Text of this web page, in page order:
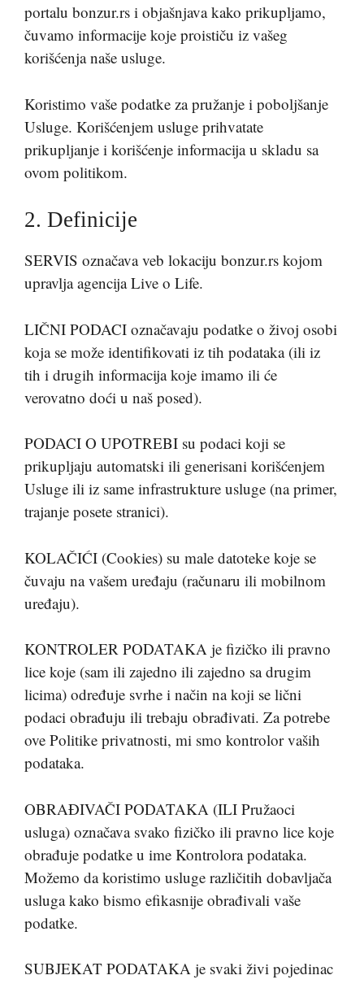
portalu bonzur.rs i objašnjava kako prikupljamo,
čuvamo informacije koje proističu iz vašeg
korišćenja naše usluge.
Koristimo vaše podatke za pružanje i poboljšanje
Usluge. Korišćenjem usluge prihvatate
prikupljanje i korišćenje informacija u skladu sa
ovom politikom.
2. Definicije
SERVIS označava veb lokaciju bonzur.rs kojom
upravlja agencija Live o Life.
LIČNI PODACI označavaju podatke o živoj osobi
koja se može identifikovati iz tih podataka (ili iz
tih i drugih informacija koje imamo ili će
verovatno doći u naš posed).
PODACI O UPOTREBI su podaci koji se
prikupljaju automatski ili generisani korišćenjem
Usluge ili iz same infrastrukture usluge (na primer,
trajanje posete stranici).
KOLAČIĆI (Cookies) su male datoteke koje se
čuvaju na vašem uređaju (računaru ili mobilnom
uređaju).
KONTROLER PODATAKA je fizičko ili pravno
lice koje (sam ili zajedno ili zajedno sa drugim
licima) određuje svrhe i način na koji se lični
podaci obrađuju ili trebaju obrađivati. Za potrebe
ove Politike privatnosti, mi smo kontrolor vaših
podataka.
OBRAĐIVAČI PODATAKA (ILI Pružaoci
usluga) označava svako fizičko ili pravno lice koje
obrađuje podatke u ime Kontrolora podataka.
Možemo da koristimo usluge različitih dobavljača
usluga kako bismo efikasnije obrađivali vaše
podatke.
SUBJEKAT PODATAKA je svaki živi pojedinac